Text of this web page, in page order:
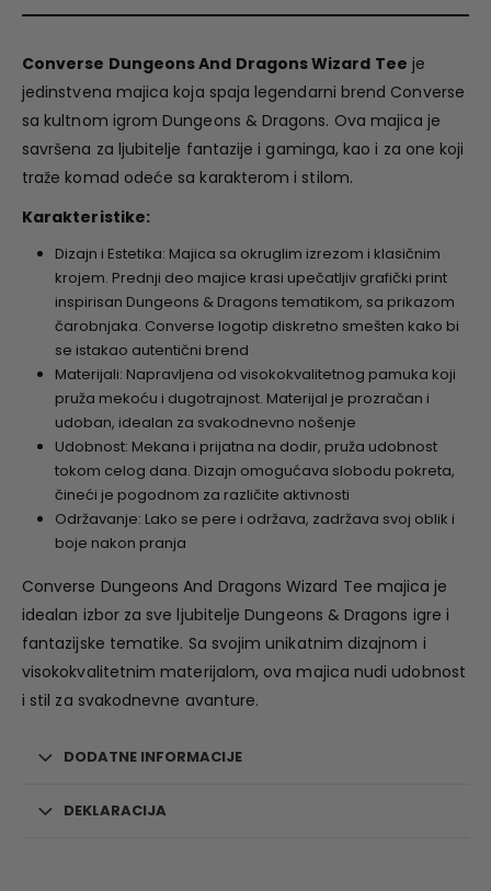
Converse Dungeons And Dragons Wizard Tee je
jedinstvena majica koja spaja legendarni brend Converse
sa kultnom igrom Dungeons & Dragons. Ova majica je
savršena za ljubitelje fantazije i gaminga, kao i za one koji
traže komad odeće sa karakterom i stilom.
Karakteristike:
Dizajn i Estetika: Majica sa okruglim izrezom i klasičnim
krojem. Prednji deo majice krasi upečatljiv grafički print
inspirisan Dungeons & Dragons tematikom, sa prikazom
čarobnjaka. Converse logotip diskretno smešten kako bi
se istakao autentični brend
Materijali: Napravljena od visokokvalitetnog pamuka koji
pruža mekoću i dugotrajnost. Materijal je prozračan i
udoban, idealan za svakodnevno nošenje
Udobnost: Mekana i prijatna na dodir, pruža udobnost
tokom celog dana. Dizajn omogućava slobodu pokreta,
čineći je pogodnom za različite aktivnosti
Održavanje: Lako se pere i održava, zadržava svoj oblik i
boje nakon pranja
Converse Dungeons And Dragons Wizard Tee majica je
idealan izbor za sve ljubitelje Dungeons & Dragons igre i
fantazijske tematike. Sa svojim unikatnim dizajnom i
visokokvalitetnim materijalom, ova majica nudi udobnost
i stil za svakodnevne avanture.
DODATNE INFORMACIJE
DEKLARACIJA